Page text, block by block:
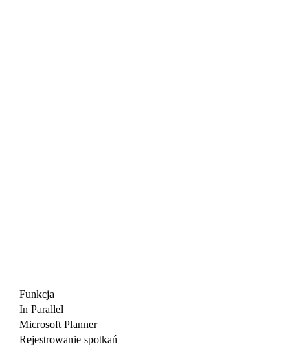
Funkcja
In Parallel
Microsoft Planner
Rejestrowanie spotkań